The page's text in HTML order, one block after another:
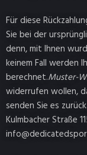
Für diese
Sie bei der
denn, mit Ihnen
keinem Fall werden
berechnet.Muster-
widerrufen wollen,
senden Sie es
Kulmbacher Straße